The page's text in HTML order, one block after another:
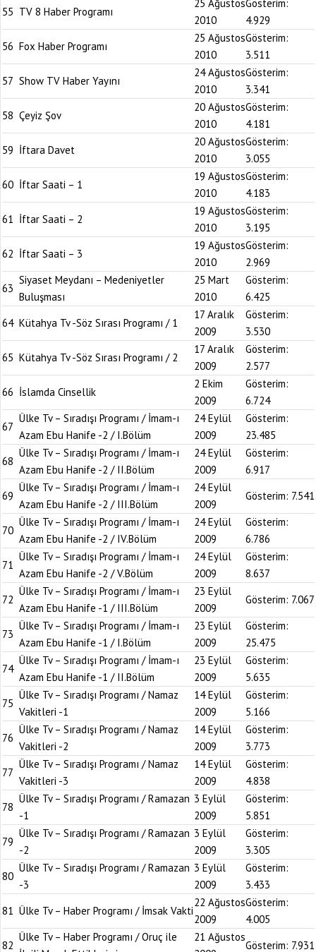
55 TV 8 Haber Programı
25 Ağustos
2010
Gösterim:
4.929
56 Fox Haber Programı
25 Ağustos
2010
Gösterim:
3.511
57 Show TV Haber Yayını
24 Ağustos
2010
Gösterim:
3.341
58 Çeyiz Şov
20 Ağustos
2010
Gösterim:
4.181
59 İftara Davet
20 Ağustos
2010
Gösterim:
3.055
60 İftar Saati – 1
19 Ağustos
2010
Gösterim:
4.183
61 İftar Saati – 2
19 Ağustos
2010
Gösterim:
3.195
62 İftar Saati – 3
19 Ağustos
2010
Gösterim:
2.969
63
Siyaset Meydanı – Medeniyetler
Buluşması
25 Mart
2010
Gösterim:
6.425
64 Kütahya Tv -Söz Sırası Programı / 1
17 Aralık
2009
Gösterim:
3.530
65 Kütahya Tv -Söz Sırası Programı / 2
17 Aralık
2009
Gösterim:
2.577
66 İslamda Cinsellik
2 Ekim
2009
Gösterim:
6.724
67
Ülke Tv – Sıradışı Programı / İmam-ı
Azam Ebu Hanife -2 / I.Bölüm
24 Eylül
2009
Gösterim:
23.485
68
Ülke Tv – Sıradışı Programı / İmam-ı
Azam Ebu Hanife -2 / II.Bölüm
24 Eylül
2009
Gösterim:
6.917
69
Ülke Tv – Sıradışı Programı / İmam-ı
Azam Ebu Hanife -2 / III.Bölüm
24 Eylül
2009
Gösterim: 7.541
70
Ülke Tv – Sıradışı Programı / İmam-ı
Azam Ebu Hanife -2 / IV.Bölüm
24 Eylül
2009
Gösterim:
6.786
71
Ülke Tv – Sıradışı Programı / İmam-ı
Azam Ebu Hanife -2 / V.Bölüm
24 Eylül
2009
Gösterim:
8.637
72
Ülke Tv – Sıradışı Programı / İmam-ı
Azam Ebu Hanife -1 / III.Bölüm
23 Eylül
2009
Gösterim: 7.067
73
Ülke Tv – Sıradışı Programı / İmam-ı
Azam Ebu Hanife -1 / I.Bölüm
23 Eylül
2009
Gösterim:
25.475
74
Ülke Tv – Sıradışı Programı / İmam-ı
Azam Ebu Hanife -1 / II.Bölüm
23 Eylül
2009
Gösterim:
5.635
75
Ülke Tv – Sıradışı Programı / Namaz
Vakitleri -1
14 Eylül
2009
Gösterim:
5.166
76
Ülke Tv – Sıradışı Programı / Namaz
Vakitleri -2
14 Eylül
2009
Gösterim:
3.773
77
Ülke Tv – Sıradışı Programı / Namaz
Vakitleri -3
14 Eylül
2009
Gösterim:
4.838
78
Ülke Tv – Sıradışı Programı / Ramazan
-1
3 Eylül
2009
Gösterim:
5.851
79
Ülke Tv – Sıradışı Programı / Ramazan
-2
3 Eylül
2009
Gösterim:
3.305
80
Ülke Tv – Sıradışı Programı / Ramazan
-3
3 Eylül
2009
Gösterim:
3.433
81 Ülke Tv – Haber Programı / İmsak Vakti
22 Ağustos
2009
Gösterim:
4.005
82
Ülke Tv – Haber Programı / Oruç ile
21 Ağustos
Gösterim: 7.931